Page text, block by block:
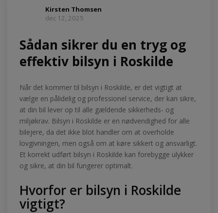
Kirsten Thomsen
dec 12, 2025
Sådan sikrer du en tryg og
effektiv bilsyn i Roskilde
Når det kommer til bilsyn i Roskilde, er det vigtigt at
vælge en pålidelig og professionel service, der kan sikre,
at din bil lever op til alle gældende sikkerheds- og
miljøkrav. Bilsyn i Roskilde er en nødvendighed for alle
bilejere, da det ikke blot handler om at overholde
lovgivningen, men også om at køre sikkert og ansvarligt.
Et korrekt udført bilsyn i Roskilde kan forebygge ulykker
og sikre, at din bil fungerer optimalt.
Hvorfor er bilsyn i Roskilde
vigtigt?